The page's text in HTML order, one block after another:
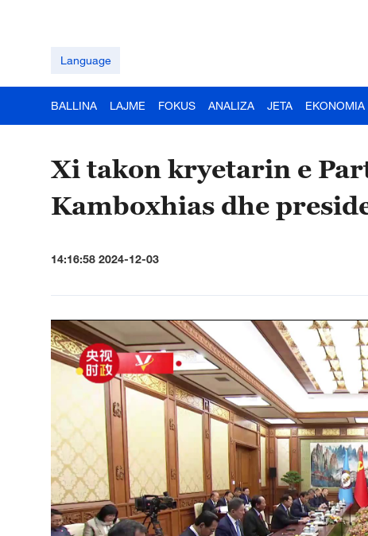
Language
BALLINA LAJME FOKUS ANALIZA JETA EKONOMIA
Xi takon kryetarin e
Kamboxhias dhe
14:16:58 2024-12-03